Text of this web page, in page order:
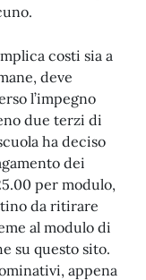
costi sia a
deve
l’impegno
due terzi di
ha deciso
dei
per modulo,
da ritirare
al modulo di
su questo sito.
appena